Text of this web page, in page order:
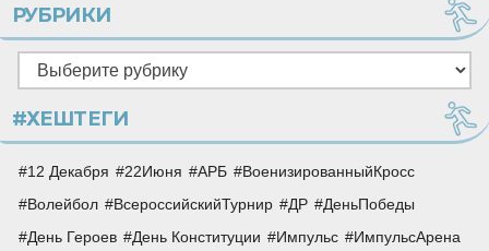
РУБРИКИ
Рубрики
#ХЕШТЕГИ
12 Декабря 22Июня АРБ
ВоенизированныйКросс
Волейбол
ВсероссийскийТурнир ДР
ДеньПобеды
День Героев
День Конституции Импульс
ИмпульсАрена